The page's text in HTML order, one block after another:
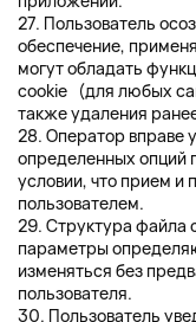
27. Пользователь
обеспечение,
могут обладать
cookie (для любых
также удаления
28. Оператор вправе
определенных
условии, что прием и
пользователем.
29. Структура файла
параметры
изменяться без
пользователя.
30. Пользователь